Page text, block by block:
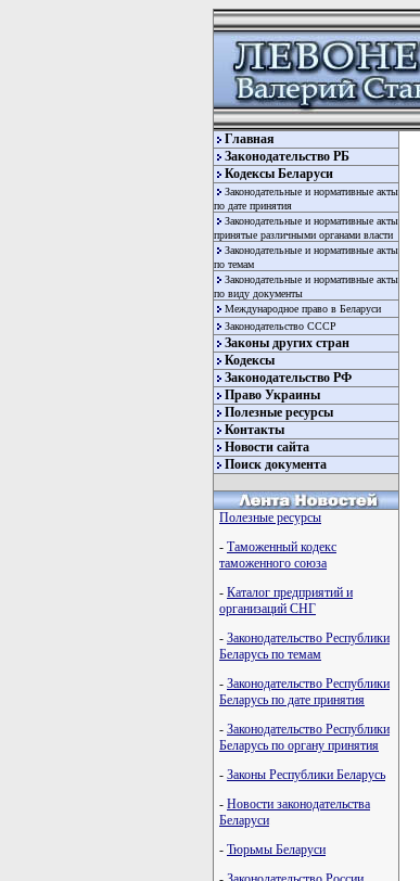
Главная
Законодательство РБ
Кодексы Беларуси
Законодательные и нормативные акты
по дате принятия
Законодательные и нормативные акты
принятые различными органами власти
Законодательные и нормативные акты
по темам
Законодательные и нормативные акты
по виду документы
Международное право в Беларуси
Законодательство СССР
Законы других стран
Кодексы
Законодательство РФ
Право Украины
Полезные ресурсы
Контакты
Новости сайта
Поиск документа
Полезные ресурсы
- Таможенный кодекс
таможенного союза
- Каталог предприятий и
организаций СНГ
- Законодательство Республики
Беларусь по темам
- Законодательство Республики
Беларусь по дате принятия
- Законодательство Республики
Беларусь по органу принятия
- Законы Республики Беларусь
- Новости законодательства
Беларуси
- Тюрьмы Беларуси